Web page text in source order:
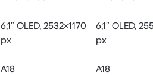
6,1″ OLED, 2532×1170
px
6,1″ OLED,
px
A18 A18